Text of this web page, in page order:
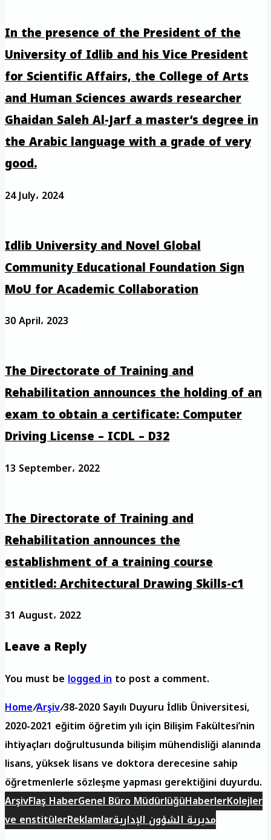
In the presence of the President of the
University of Idlib and his Vice President
for Scientific Affairs, the College of Arts
and Human Sciences awards researcher
Ghaidan Saleh Al-Jarf a master’s degree in
the Arabic language with a grade of very
good.
24 July، 2024
Idlib University and Novel Global
Community Educational Foundation Sign
MoU for Academic Collaboration
30 April، 2023
The Directorate of Training and
Rehabilitation announces the holding of an
exam to obtain a certificate: Computer
Driving License – ICDL – D32
13 September، 2022
The Directorate of Training and
Rehabilitation announces the
establishment of a training course
entitled: Architectural Drawing Skills-c1
31 August، 2022
Leave a Reply
You must belogged into post a comment.
Home/Arşiv/38-2020 Sayılı Duyuru İdlib Üniversitesi,
2020-2021 eğitim öğretim yılı için Bilişim Fakültesi’nin
ihtiyaçları doğrultusunda bilişim mühendisliği alanında
lisans, yüksek lisans ve doktora derecesine sahip
öğretmenlerle sözleşme yapması gerektiğini duyurdu.
ArşivFlaş HaberGenel Büro MüdürlüğüHaberlerKolejler
ve enstitülerReklamlarمديرية الشؤون الإدارية